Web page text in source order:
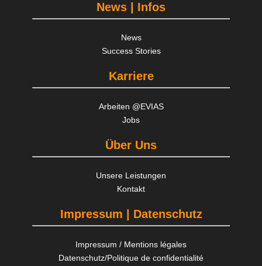
News | Infos
News
Success Stories
Karriere
Arbeiten @EVIAS
Jobs
Über Uns
Unsere Leistungen
Kontakt
Impressum | Datenschutz
Impressum / Mentions légales
Datenschutz/Politique de confidentialité